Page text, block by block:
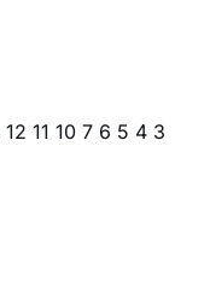
12 11 10 7 6 5 4 3